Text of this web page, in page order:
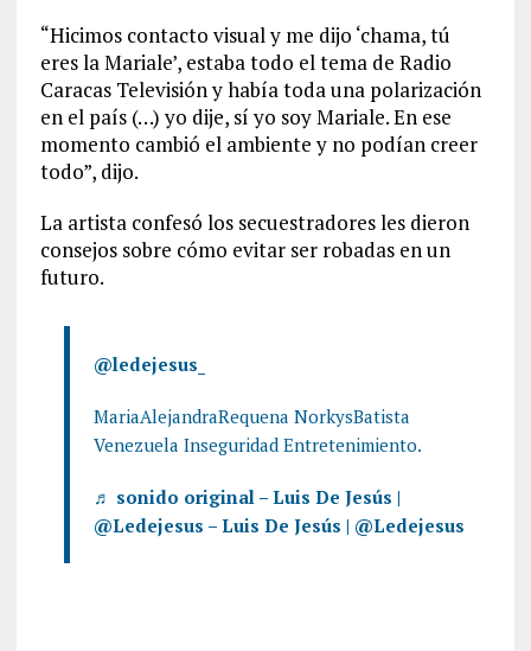
“Hicimos contacto visual y me dijo ‘chama, tú
eres la Mariale’, estaba todo el tema de Radio
Caracas Televisión y había toda una polarización
en el país (…) yo dije, sí yo soy Mariale. En ese
momento cambió el ambiente y no podían creer
todo”, dijo.
La artista confesó los secuestradores les dieron
consejos sobre cómo evitar ser robadas en un
futuro.
@ledejesus_
MariaAlejandraRequena NorkysBatista
Venezuela Inseguridad Entretenimiento.
♬ sonido original – Luis De Jesús |
@Ledejesus – Luis De Jesús | @Ledejesus